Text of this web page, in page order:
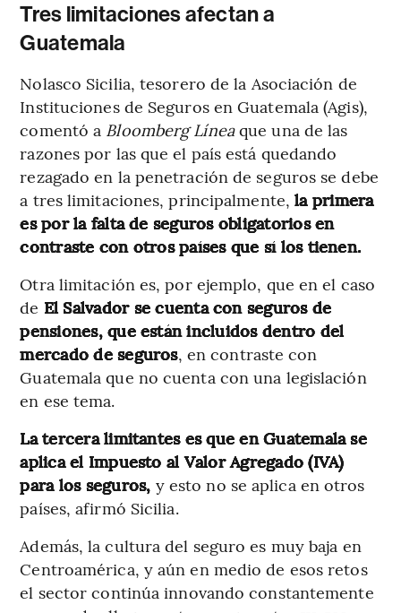
Tres limitaciones afectan a
Guatemala
Nolasco Sicilia, tesorero de la Asociación de
Instituciones de Seguros en Guatemala (Agis),
comentó a Bloomberg Líneaque una de las
razones por las que el país está quedando
rezagado en la penetración de seguros se debe
a tres limitaciones, principalmente,la primera
es por la falta de seguros obligatorios en
contraste con otros países que sí los tienen.
Otra limitación es, por ejemplo, que en el caso
de El Salvador se cuenta con seguros de
pensiones, que están incluidos dentro del
mercado de seguros, en contraste con
Guatemala que no cuenta con una legislación
en ese tema.
La tercera limitantes es que en Guatemala se
aplica el Impuesto al Valor Agregado (IVA)
para los seguros, y esto no se aplica en otros
países, afirmó Sicilia.
Además, la cultura del seguro es muy baja en
Centroamérica, y aún en medio de esos retos
el sector continúa innovando constantemente